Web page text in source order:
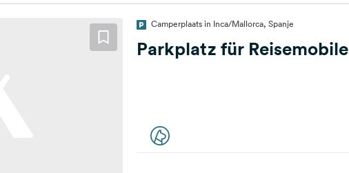
Camperplaats in Inca/Mallorca, Spanje
Parkplatz für Reisemobile